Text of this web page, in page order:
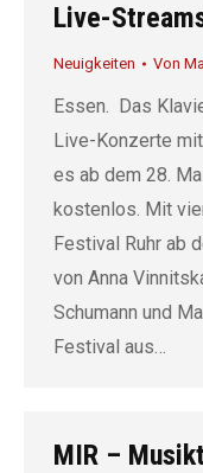
Live-
Neuigkeiten Von
Essen. Das
Live-Konzerte
es ab dem 28.
kostenlos. Mit
Festival Ruhr ab
von Anna
Schumann und
Festival aus…
MIR –